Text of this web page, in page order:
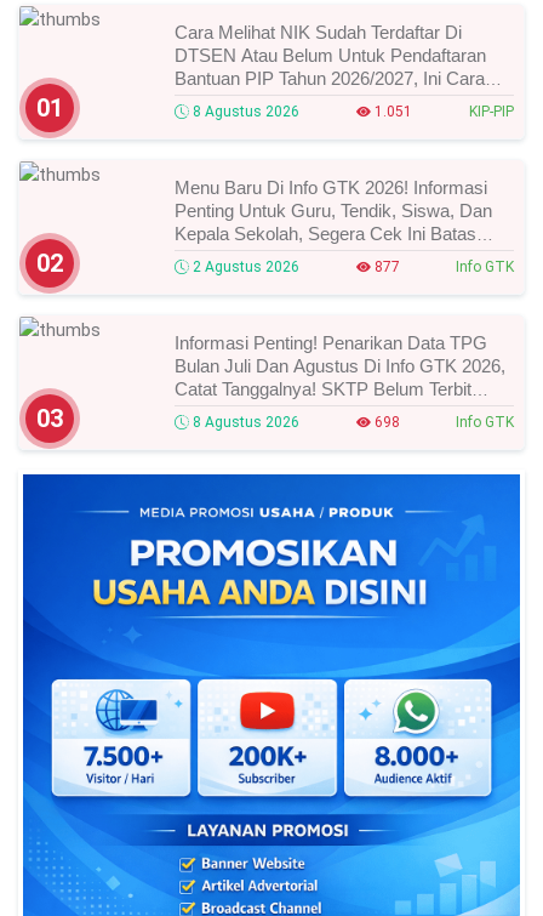
01
Cara Melihat NIK Sudah Terdaftar Di
DTSEN Atau Belum Untuk Pendaftaran
Bantuan PIP Tahun 2026/2027, Ini Cara
Cek Dan Syarat Perubahan Desil!
8 Agustus 2026 1.051 KIP-PIP
02
Menu Baru Di Info GTK 2026! Informasi
Penting Untuk Guru, Tendik, Siswa, Dan
Kepala Sekolah, Segera Cek Ini Batas
Waktunya!
2 Agustus 2026 877 Info GTK
03
Informasi Penting! Penarikan Data TPG
Bulan Juli Dan Agustus Di Info GTK 2026,
Catat Tanggalnya! SKTP Belum Terbit
Januari–Juni, Ini Prosesnya!
8 Agustus 2026 698 Info GTK